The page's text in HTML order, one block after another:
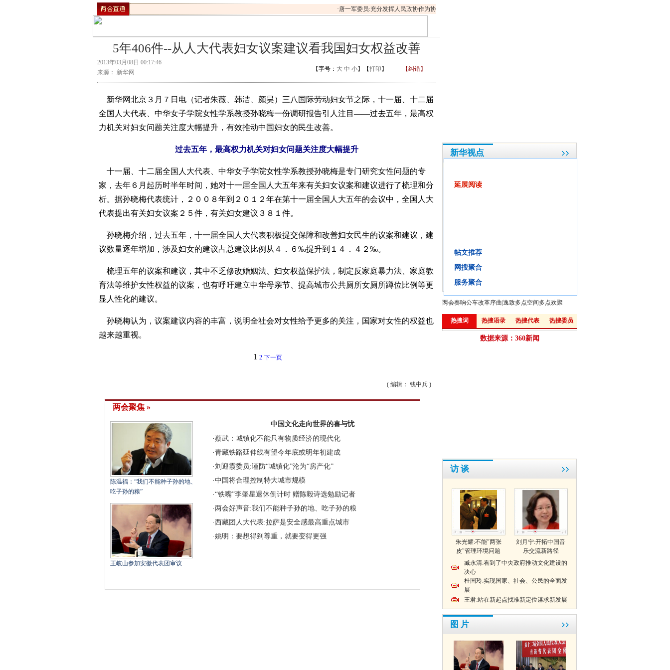
延展阅读
帖文推荐
网搜聚合
服务聚合
唐一军委员:充分发挥人民政协作为协商民主重要渠道作用
5年406件--从人大代表妇女议案建议看我国妇女权益改善
2013年03月08日 00:17:46
来源： 新华网
【字号： 大 中 小】【打印 】 【纠错】
新华网北京３月７日电（记者朱薇、韩洁、颜昊）三八国际劳动妇女节之际，十一届、十二届
全国人大代表、中华女子学院女性学系教授孙晓梅一份调研报告引人注目——过去五年，最高权
力机关对妇女问题关注度大幅提升，有效推动中国妇女的民生改善。
过去五年，最高权力机关对妇女问题关注度大幅提升
十一届、十二届全国人大代表、中华女子学院女性学系教授孙晓梅是专门研究女性问题的专
家，去年６月起历时半年时间，她对十一届全国人大五年来有关妇女议案和建议进行了梳理和分
析。据孙晓梅代表统计，２００８年到２０１２年在第十一届全国人大五年的会议中，全国人大
代表提出有关妇女议案２５件，有关妇女建议３８１件。
孙晓梅介绍，过去五年，十一届全国人大代表积极提交保障和改善妇女民生的议案和建议，建
议数量逐年增加，涉及妇女的建议占总建议比例从４．６‰提升到１４．４２‰。
梳理五年的议案和建议，其中不乏修改婚姻法、妇女权益保护法，制定反家庭暴力法、家庭教
育法等维护女性权益的议案，也有呼吁建立中华母亲节、提高城市公共厕所女厕所蹲位比例等更
显人性化的建议。
孙晓梅认为，议案建议内容的丰富，说明全社会对女性给予更多的关注，国家对女性的权益也
越来越重视。
1 2 下一页
( 编辑： 钱中兵 )
两会聚焦 »
陈温福：“我们不能种子孙的地、
吃子孙的粮”
王岐山参加安徽代表团审议
中国文化走向世界的喜与忧
·蔡武：城镇化不能只有物质经济的现代化
·青藏铁路延伸线有望今年底或明年初建成
·刘迎霞委员:谨防“城镇化”沦为“房产化”
·中国将合理控制特大城市规模
·“铁嘴”李肇星退休倒计时 赠陈毅诗选勉励记者
· 两会好声音:我们不能种子孙的地、吃子孙的粮
·西藏团人大代表:拉萨是安全感最高重点城市
·姚明：要想得到尊重，就要变得更强
新华视点
代表委员“会诊”医患矛盾
医患矛盾源于不信任 解决矛盾先化“疑”
新华网评：如何避免医患间矛盾悲剧？
两会奏响公车改革序曲 逸致多点空间多点欢聚
访 谈
朱光耀:不能"两张
皮"管理环境问题
刘月宁:开拓中国音
乐交流新路径
臧永清:看到了中央政府推动文化建设的
决心
杜国玲:实现国家、社会、公民的全面发
展
王君:站在新起点找准新定位谋求新发展
图 片